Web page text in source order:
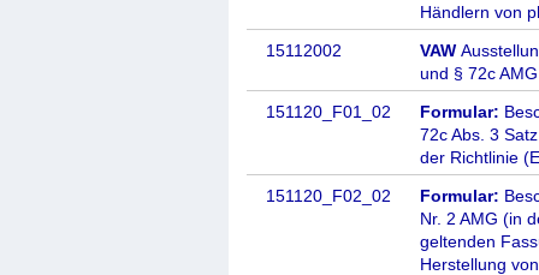
Händlern von
15112002
VAW
und § 72c AMG
151120_F01_02
Formular:
72c Abs. 3
der Richtlinie
151120_F02_02
Formular:
Nr. 2 AMG (in
geltenden
Herstellung